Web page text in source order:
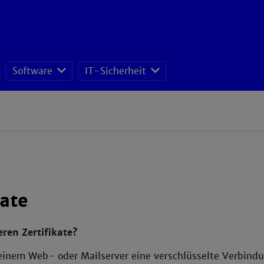
Software IT-Sicherheit
Zertifikate?
Web- oder Mailserver eine verschlüsselte